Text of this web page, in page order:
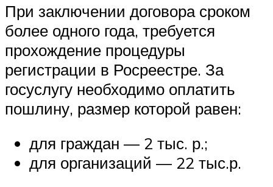
При заключении договора сроком
более одного года, требуется
прохождение процедуры
регистрации в Росреестре. За
госуслугу необходимо оплатить
пошлину, размер которой равен:
для граждан — 2 тыс. р.;
для организаций — 22 тыс.р.